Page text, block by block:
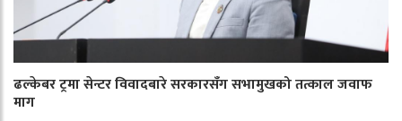
ढल्केबर ट्रमा सेन्टर विवादबारे सरकारसँग सभामुखको तत्काल जवाफ
माग